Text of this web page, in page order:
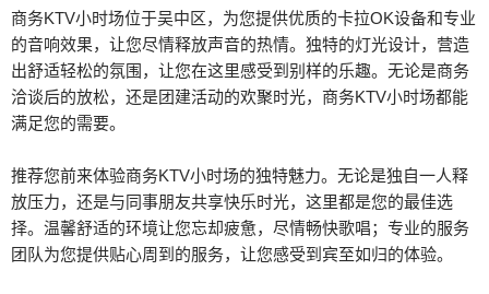
商务KTV小时场位于吴中区，为您提供优质的卡拉OK设备和专业
的音响效果，让您尽情释放声音的热情。独特的灯光设计，营造
出舒适轻松的氛围，让您在这里感受到别样的乐趣。无论是商务
洽谈后的放松，还是团建活动的欢聚时光，商务KTV小时场都能
满足您的需要。
推荐您前来体验商务KTV小时场的独特魅力。无论是独自一人释
放压力，还是与同事朋友共享快乐时光，这里都是您的最佳选
择。温馨舒适的环境让您忘却疲惫，尽情畅快歌唱；专业的服务
团队为您提供贴心周到的服务，让您感受到宾至如归的体验。